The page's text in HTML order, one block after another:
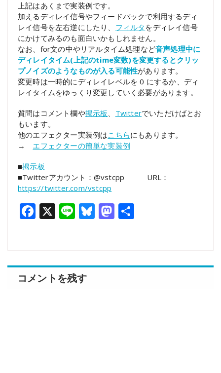
上記はあくまで実装例です。
加えるディレイ信号やフィードバックで利用するディ
レイ信号を左右逆にしたり、 フィルタ をディレイ信号
にかけてみるのも面白いかもしれません。
なお、for文の中やリアルタイム処理など音声処理中に
ディレイタイム(上記のtime変数)を変更するとクリッ
プノイズのようなものが入る可能性があります。
変更時は一時的にディレイレベルを 0 にするか、ディ
レイタイムをゆっくり変更していく必要があります。
質問はコメント欄や掲示板 、 Twitterでいただけばとお
もいます。
他のエフェクター実装例はこちらにもあります。
→ エフェクターの簡単な実装例
■掲示板
■Twitterアカウント：@vstcpp URL：
https://twitter.com/vstcpp
Facebook
X LineBluesky
Mastodon
コメントを残す